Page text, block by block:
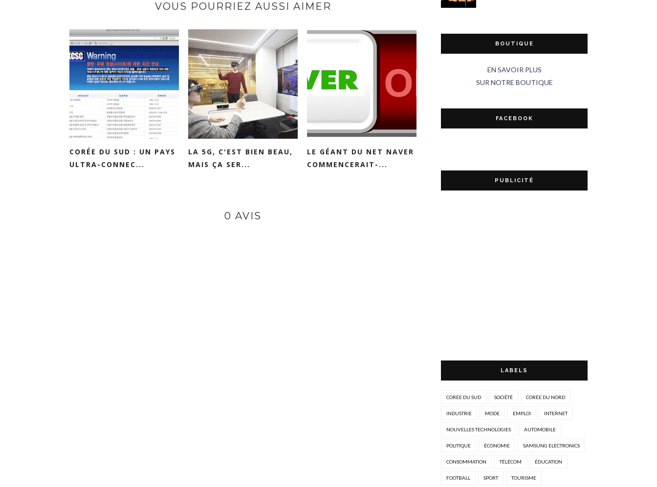
VOUS POURRIEZ AUSSI AIMER
CORÉE DU SUD : UN PAYS
ULTRA-CONNEC...
LA 5G, C'EST BIEN BEAU,
MAIS ÇA SER...
LE GÉANT DU NET NAVER
COMMENCERAIT-...
0 AVIS
BOUTIQUE
EN SAVOIR PLUS
SUR NOTRE BOUTIQUE
FACEBOOK
PUBLICITÉ
LABELS
CORÉE DU SUD SOCIÉTÉ CORÉE DU NORD
INDUSTRIE MODE EMPLOI INTERNET
NOUVELLES TECHNOLOGIES AUTOMOBILE
POLITIQUE ÉCONOMIE SAMSUNG ELECTRONICS
CONSOMMATION TÉLÉCOM ÉDUCATION
FOOTBALL SPORT TOURISME